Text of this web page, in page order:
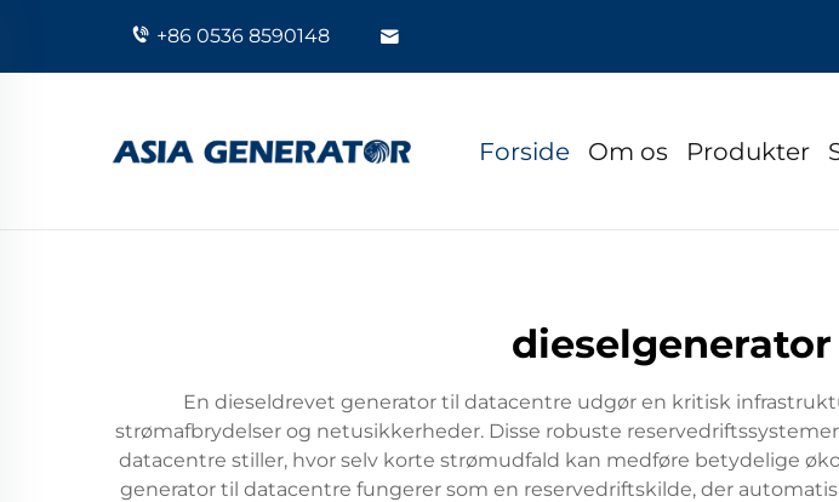
+86 0536 8590148
Forside Om os Produkter
En dieseldrevet generator til datacentre udgør en kritisk
strømafbrydelser og netusikkerheder. Disse robuste
datacentre stiller, hvor selv korte strømudfald kan medføre betydelige
generator til datacentre fungerer som en reservedriftskilde, der